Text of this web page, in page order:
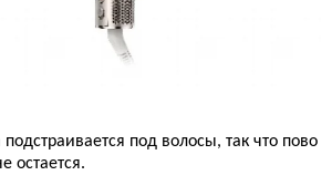
под волосы, так что пово
остается.